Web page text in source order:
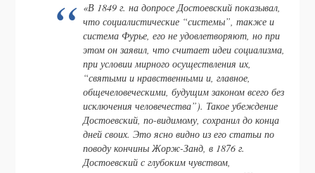
«В 1849 г. на допросе Достоевский показывал,
что социалистические “системы”, также и
система Фурье, его не удовлетворяют, но при
этом он заявил, что считает идеи социализма,
при условии мирного осуществления их,
“святыми и нравственными и, главное,
общечеловеческими, будущим законом всего без
исключения человечества”). Такое убеждение
Достоевский, по-видимому, сохранил до конца
дней своих. Это ясно видно из его статьи по
поводу кончины Жорж-Занд, в 1876 г.
Достоевский с глубоким чувством,